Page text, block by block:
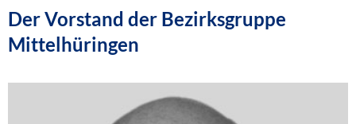
Der Vorstand der Bezirksgruppe
Mittelhüringen